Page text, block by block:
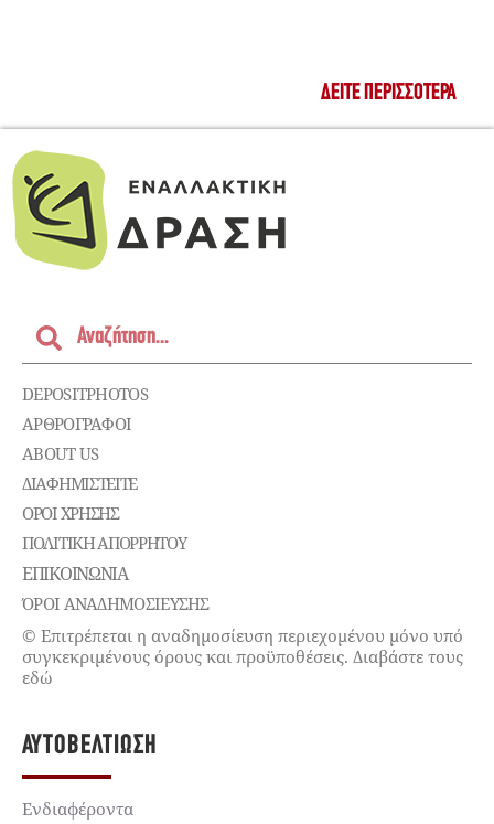
ΔΕΊΤΕ ΠΕΡΙΣΣΌΤΕΡΑ
DEPOSITPHOTOS
ΑΡΘΡΟΓΡΑΦΟΙ
ABOUT US
ΔΙΑΦΗΜΙΣΤΕΊΤΕ
ΌΡΟΙ ΧΡΉΣΗΣ
ΠΟΛΙΤΙΚΉ ΑΠΟΡΡΉΤΟΥ
ΕΠΙΚΟΙΝΩΝΊΑ
ΌΡΟΙ ΑΝΑΔΗΜΟΣΙΕΥΣΗΣ
© Επιτρέπεται η αναδημοσίευση περιεχομένου μόνο υπό
συγκεκριμένους όρους και προϋποθέσεις. Διαβάστε τους
εδώ
ΑΥΤΟΒΕΛΤΊΩΣΗ
Ενδιαφέροντα